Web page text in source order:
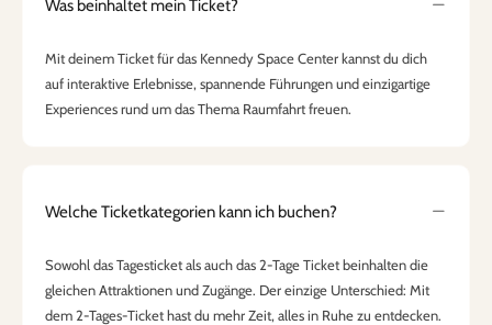
Was beinhaltet mein Ticket?
Mit deinem Ticket für das Kennedy Space Center kannst du dich
auf interaktive Erlebnisse, spannende Führungen und einzigartige
Experiences rund um das Thema Raumfahrt freuen.
Welche Ticketkategorien kann ich buchen?
Sowohl das Tagesticket als auch das 2-Tage Ticket beinhalten die
gleichen Attraktionen und Zugänge. Der einzige Unterschied: Mit
dem 2-Tages-Ticket hast du mehr Zeit, alles in Ruhe zu entdecken.